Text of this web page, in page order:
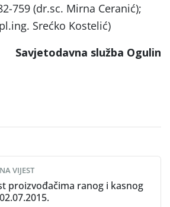
759 (dr.sc. Mirna Ceranić);
Srećko Kostelić)
Savjetodavna služba Ogulin
VIJEST
proizvođačima ranog i kasnog